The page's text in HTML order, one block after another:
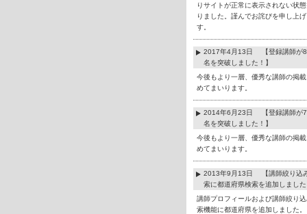
りサイトが正常に表示されない状
りました。謹んでお詫びを申し上
す。
2017年4月13日 【登録講師が
名を突破しました！】
今後もより一層、優秀な講師の掲
めてまいります。
2014年6月23日 【登録講師が
名を突破しました！】
今後もより一層、優秀な講師の掲
めてまいります。
2013年9月13日 【講師絞り込
索に都道府県検索を追加しまし
講師プロフィールおよび講師絞り
索機能に都道府県を追加しました。